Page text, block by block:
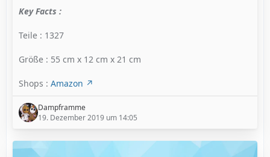
Key Facts :
Teile : 1327
Größe : 55 cm x 12 cm x 21 cm
Shops : Amazon
Dampframme
19. Dezember 2019 um 14:05